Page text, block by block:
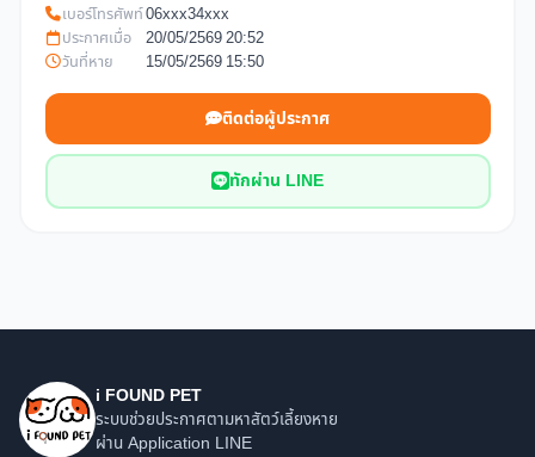
เบอร์โทรศัพท์06xxx34xxx
ประกาศเมื่อ
20/05/2569 20:52
วันที่หาย
15/05/2569 15:50
ติดต่อผู้ประกาศ
ทักผ่าน LINE
i FOUND PET
ระบบช่วยประกาศตามหาสัตว์เลี้ยงหาย
ผ่าน Application LINE